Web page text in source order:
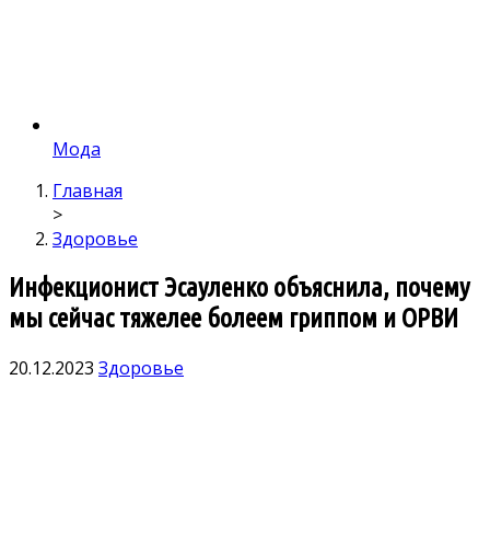
Мода
Главная
>
Здоровье
Инфекционист Эсауленко объяснила, почему
мы сейчас тяжелее болеем гриппом и ОРВИ
20.12.2023 Здоровье